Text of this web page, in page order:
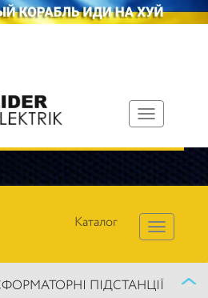
Toggle
navigation
Каталог
ПІДСТАНЦІЇ